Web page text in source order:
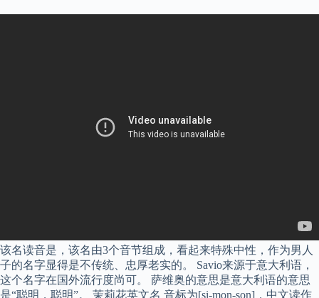
该名读音是，该名由3个音节组成，看起来特殊中性，作为男人
子的名字显得是不传统、忠厚老实的。 Savio来源于意大利语，
这个名字在国外流行度尚可。 萨维奥的意思是意大利语的意思
是“聪明，聪明”。 茉莉花英文名 音标为[si-mon-son]，中文读作